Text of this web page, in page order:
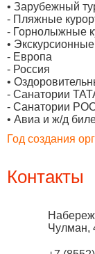
• Зарубежный
- Пляжные
- Горнолыжные
•
- Европа
- Россия
•
- Санатории
- Санатории
• Авиа и ж/д
Год создания
Контакты
Чулман,